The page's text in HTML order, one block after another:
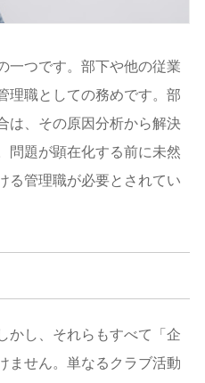
一つです。部下や他の従業
理職としての務めです。部
は、その原因分析から解決
問題が顕在化する前に未然
る管理職が必要とされてい
かし、それらもすべて「企
ません。単なるクラブ活動